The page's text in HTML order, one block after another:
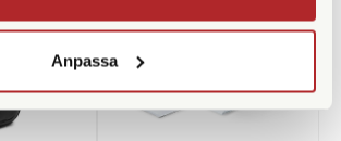
Anpassa